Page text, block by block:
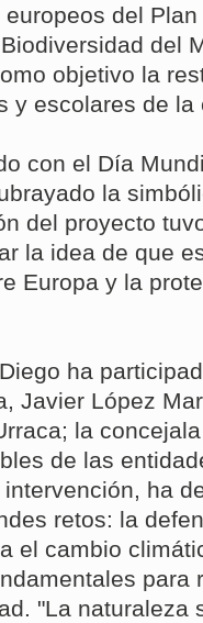
del
del
objetivo la
y escolares de la
con el Día
la
del proyecto
la idea de que
Europa y la
ha
Javier López
la
de las
ha
retos: la
el cambio
para
"La naturaleza